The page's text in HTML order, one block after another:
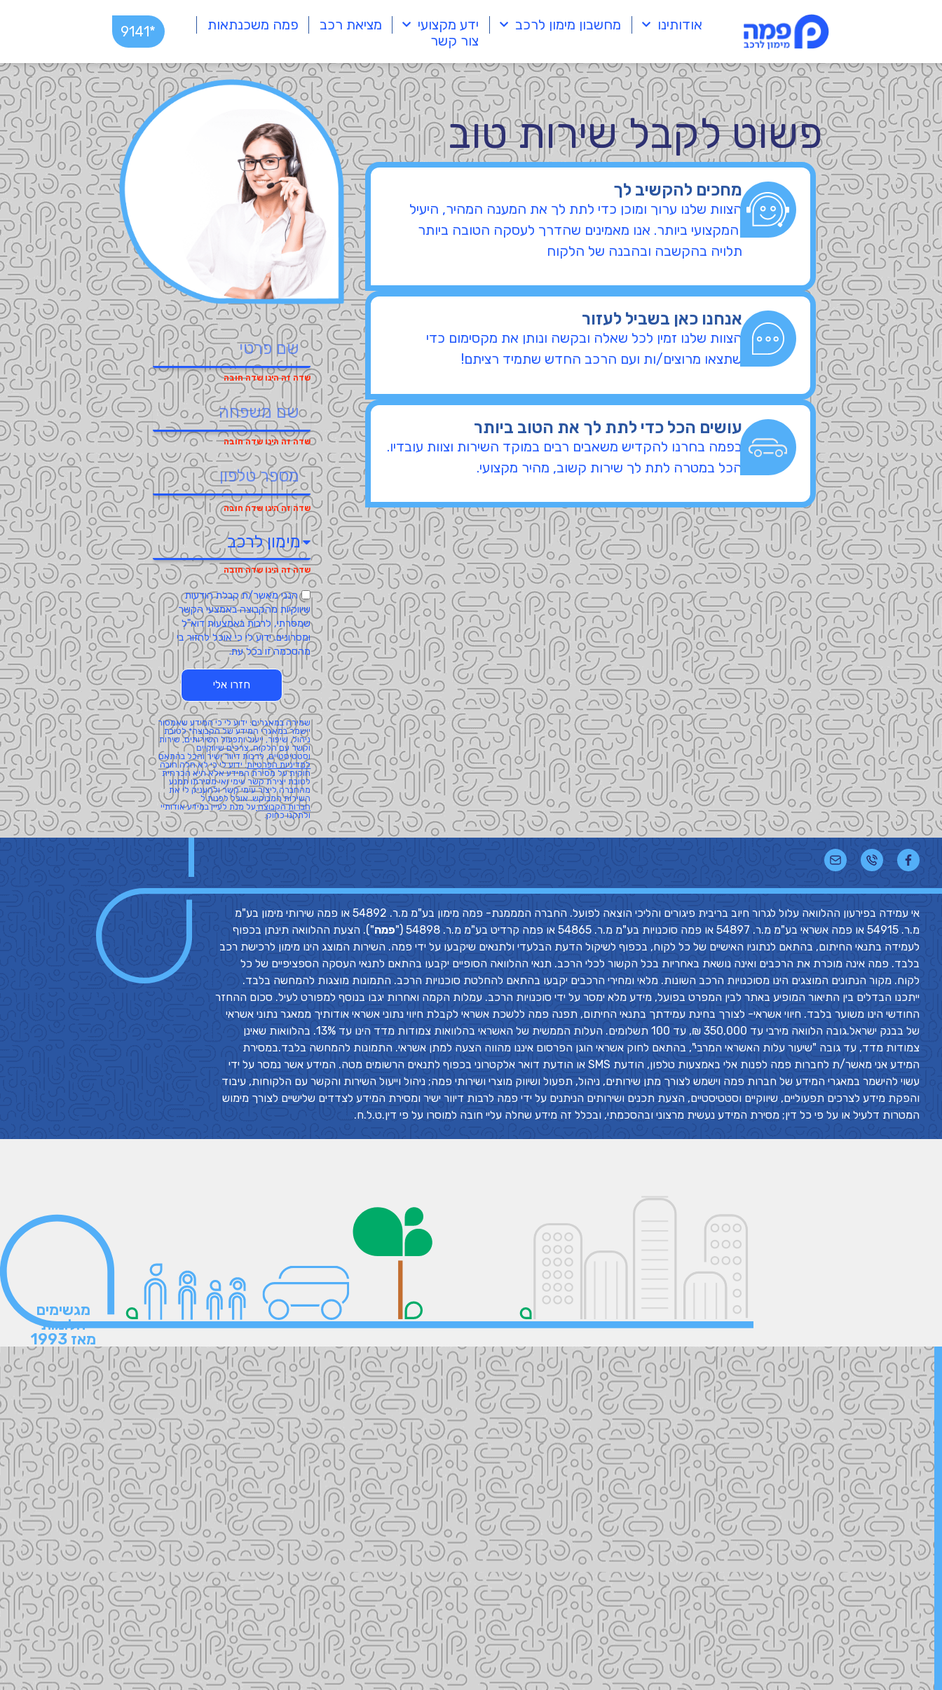
אודותינו
מחשבון מימון לרכב ידע מקצועי מציאת רכב
פמה משכנתאות
צור קשר
*9141
פשוט לקבל שירות טוב
מחכים להקשיב לך
הצוות שלנו ערוך ומוכן כדי לתת לך את המענה המהיר, היעיל
והמקצועי ביותר. אנו מאמינים שהדרך לעסקה הטובה ביותר
תלויה בהקשבה ובהבנה של הלקוח
אנחנו כאן בשביל לעזור
הצוות שלנו זמין לכל שאלה ובקשה ונותן את מקסימום כדי
שתצאו מרוצים/ות ועם הרכב החדש שתמיד רציתם!
עושים הכל כדי לתת לך את הטוב ביותר
בפמה בחרנו להקדיש משאבים רבים במוקד השירות וצוות עובדיו.
הכל במטרה לתת לך שירות קשוב, מהיר מקצועי.
הנני מאשר/ת קבלת הודעות
שיווקיות מהקבוצה באמצעי הקשר
שמסרתי, לרבות באמצעות דוא"ל
ומסרונים. ידוע לי כי אוכל לחזור בי
מהסכמה זו בכל עת.
חזרו אלי
שמירה במאגרים: ידוע לי כי המידע שאמסור
יישמר במאגרי המידע של הקבוצה* לטובת
ניהול, שיפור, ייעול ותפעול השירותים, שירות
וקשר עם הלקוח, צרכים שיווקיים
וסטטיסטיים, לרבות דיוור ישיר והכל בהתאם
למדיניות הפרטיות. ידוע לי כי לא חלה חובה
חוקית על מסירת המידע אלא היא הכרחית
לטובת יצירת קשר עימי ואי מסירתו תמנע
מהחברה ליצור עימי קשר ולהעניק לי את
השירות המבוקש. אוכל לפנות ל
חברות הקבוצהעל מנת לעיין במידע אודותיי
ולתקנו כחוק.
אי עמידה בפירעון ההלוואה עלול לגרור חיוב בריבית פיגורים והליכי הוצאה לפועל. החברה המממנת- פמה מימון בע"מ מ.ר. 54892 או פמה שירותי מימון בע"מ
מ.ר. 54915 או פמה אשראי בע"מ מ.ר. 54897 או פמה סוכנויות בע"מ מ.ר. 54865 או פמה קרדיט בע"מ מ.ר. 54898 ("
פמה"). הצעת ההלוואה תינתן בכפוף
לעמידה בתנאי החיתום, בהתאם לנתוניו האישיים של כל לקוח, בכפוף לשיקול הדעת הבלעדי ולתנאים שיקבעו על ידי פמה. השירות המוצג הינו מימון לרכישת רכב
בלבד. פמה אינה מוכרת את הרכבים ואינה נושאת באחריות בכל הקשור לכלי הרכב. תנאי ההלוואה הסופיים יקבעו בהתאם לתנאי העסקה הספציפיים של כל
לקוח. מקור הנתונים המוצגים הינו מסוכנויות הרכב השונות. מלאי ומחירי הרכבים יקבעו בהתאם להחלטת סוכנויות הרכב. התמונות מוצגות להמחשה בלבד.
ייתכנו הבדלים בין התיאור המופיע באתר לבין המפרט בפועל, מידע מלא ימסר על ידי סוכנויות הרכב. עמלות הקמה ואחרות יגבו בנוסף למפורט לעיל. סכום ההחזר
החודשי הינו משוער בלבד. חיווי אשראי- לצורך בחינת עמידתך בתנאי החיתום, תפנה פמה ללשכת אשראי לקבלת חיווי נתוני אשראי אודותיך ממאגר נתוני אשראי
של בבנק ישראל.גובה הלוואה מירבי עד 350,000 ₪, עד 100 תשלומים. העלות הממשית של האשראי בהלוואות צמודות מדד הינו עד 13%. בהלוואות שאינן
צמודות מדד, עד גובה "שיעור עלות האשראי המרבי", בהתאם לחוק אשראי הוגן הפרסום איננו מהווה הצעה למתן אשראי. התמונות להמחשה בלבד.במסירת
המידע אני מאשר/ת לחברות פמה לפנות אלי באמצעות טלפון, הודעת SMS או הודעת דואר אלקטרוני בכפוף לתנאים הרשומים מטה. המידע אשר נמסר על ידי
עשוי להישמר במאגרי המידע של חברות פמה וישמש לצורך מתן שירותים, ניהול, תפעול ושיווק מוצרי ושירותי פמה; ניהול וייעול השירות והקשר עם הלקוחות, עיבוד
והפקת מידע לצרכים תפעוליים, שיווקיים וסטטיסטיים, הצעת תכנים ושירותים הניתנים על ידי פמה לרבות דיוור ישיר ומסירת המידע לצדדים שלישיים לצורך מימוש
המטרות דלעיל או על פי כל דין; מסירת המידע נעשית מרצוני ובהסכמתי, ובכלל זה מידע שחלה עליי חובה למוסרו על פי דין.ט.ל.ח.
מגשימים
חלומות
מאז 1993